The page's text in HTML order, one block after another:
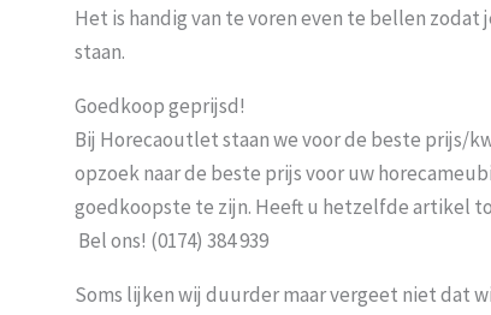
Het is handig van te voren even te bellen
staan.
Goedkoop geprijsd!
Bij Horecaoutlet staan we voor de beste prijs/
opzoek naar de beste prijs voor uw
goedkoopste te zijn. Heeft u hetzelfde artikel
Bel ons! (0174) 384 939
Soms lijken wij duurder maar vergeet niet dat